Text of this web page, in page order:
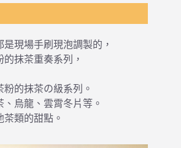
現場手刷現泡調製的，
抹茶重奏系列，
的抹茶の級系列。
烏龍、雲霄冬片等。
類的甜點。